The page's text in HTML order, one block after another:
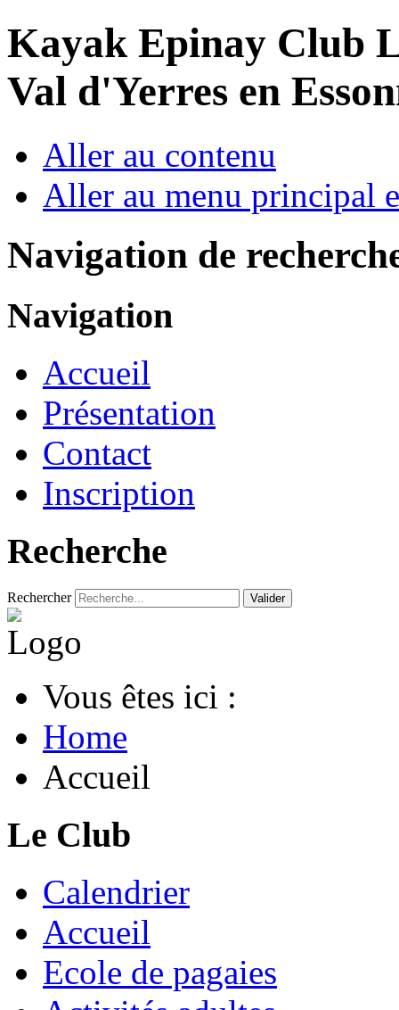
Kayak Epinay Club
Val d'Yerres en
Aller au contenu
Aller au menu principal
Navigation de
Navigation
Accueil
Présentation
Contact
Inscription
Recherche
Rechercher Valider
Vous êtes ici :
Home
Accueil
Le Club
Calendrier
Accueil
Ecole de pagaies